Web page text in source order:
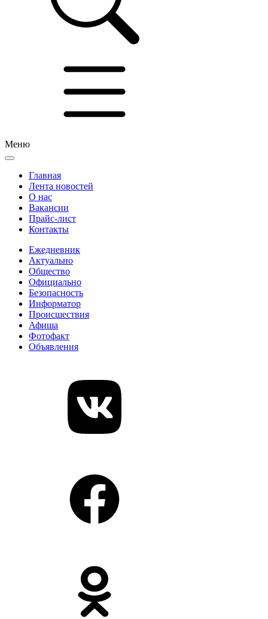
Меню
Главная
Лента новостей
О нас
Вакансии
Прайс-лист
Контакты
Ежедневник
Актуально
Общество
Официально
Безопасность
Информатор
Происшествия
Афиша
Фотофакт
Объявления